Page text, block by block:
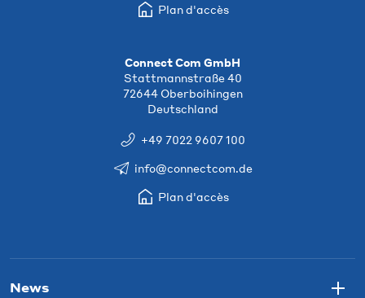
Plan d'accès
Connect Com GmbH
Stattmannstraße 40
72644 Oberboihingen
Deutschland
+49 7022 9607 100
info@connectcom.de
Plan d'accès
News